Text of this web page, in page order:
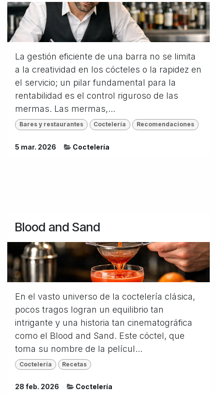
La gestión eficiente de una barra no se limita
a la creatividad en los cócteles o la rapidez en
el servicio; un pilar fundamental para la
rentabilidad es el control riguroso de las
mermas. Las mermas,...
Bares y restaurantes Coctelería Recomendaciones
5 mar. 2026 Coctelería
Blood and Sand
En el vasto universo de la coctelería clásica,
pocos tragos logran un equilibrio tan
intrigante y una historia tan cinematográfica
como el Blood and Sand. Este cóctel, que
toma su nombre de la películ...
Coctelería Recetas
28 feb. 2026 Coctelería